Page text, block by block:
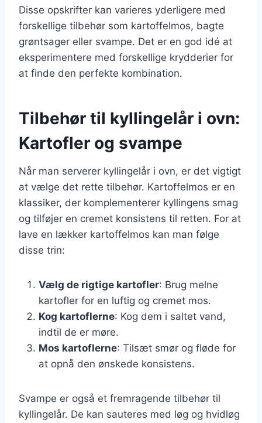
Disse opskrifter kan varieres yderligere med
forskellige tilbehør som kartoffelmos, bagte
grøntsager eller svampe. Det er en god idé at
eksperimentere med forskellige krydderier for
at finde den perfekte kombination.
Tilbehør til kyllingelår i ovn:
Kartofler og svampe
Når man serverer kyllingelår i ovn, er det vigtigt
at vælge det rette tilbehør. Kartoffelmos er en
klassiker, der komplementerer kyllingens smag
og tilføjer en cremet konsistens til retten. For at
lave en lækker kartoffelmos kan man følge
disse trin:
Vælg de rigtige kartofler: Brug melne
kartofler for en luftig og cremet mos.
Kog kartoflerne: Kog dem i saltet vand,
indtil de er møre.
Mos kartoflerne: Tilsæt smør og fløde for
at opnå den ønskede konsistens.
Svampe er også et fremragende tilbehør til
kyllingelår. De kan sauteres med løg og hvidløg